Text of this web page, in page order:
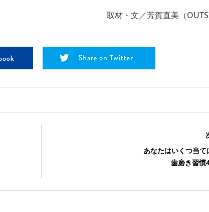
取材・文／芳賀直美（
あなたはいくつ当て
歯磨き習慣